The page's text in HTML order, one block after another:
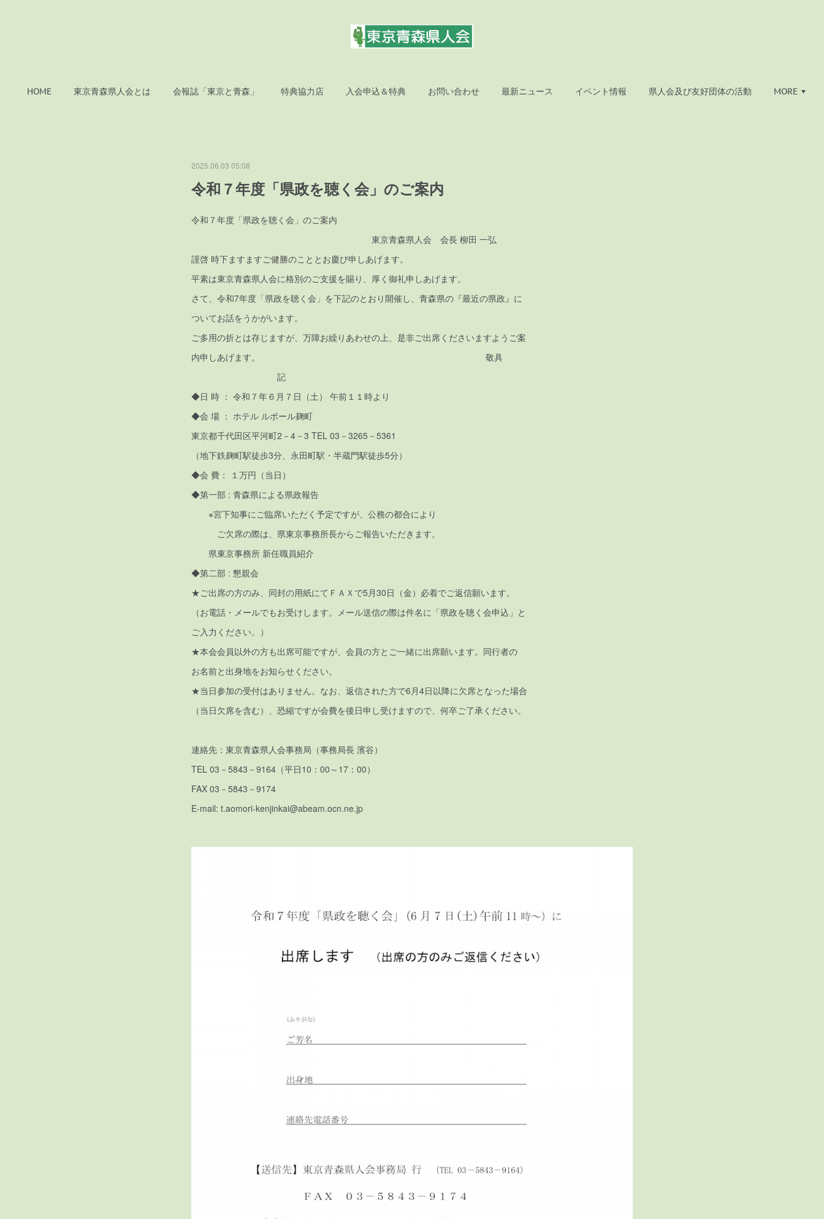
HOME 東京青森県人会とは 会報誌「東京と青森」 特典協力店 入会申込＆特典 お問い合わせ 最新ニュース イベント情報 県人会及び友好団体の活動 MORE
2025.06.03 05:08
令和７年度「県政を聴く会」のご案内
令和７年度「県政を聴く会」のご案内
東京青森県人会 会長 柳田 一弘
謹啓 時下ますますご健勝のこととお慶び申しあげます。
平素は東京青森県人会に格別のご支援を賜り、厚く御礼申しあげます。
さて、令和7年度「県政を聴く会」を下記のとおり開催し、青森県の『最近の県政』に
ついてお話をうかがいます。
ご多用の折とは存じますが、万障お繰りあわせの上、是非ご出席くださいますようご案
内申しあげます。 敬具
記
◆日 時 ： 令和７年６月７日（土） 午前１１時より
◆会 場 ： ホテル ルポール麹町
東京都千代田区平河町2－4－3 TEL 03－3265－5361
（地下鉄麹町駅徒歩3分、永田町駅・半蔵門駅徒歩5分）
◆会 費： １万円（当日）
◆第一部 : 青森県による県政報告
※宮下知事にご臨席いただく予定ですが、公務の都合により
ご欠席の際は、県東京事務所長からご報告いただきます。
県東京事務所 新任職員紹介
◆第二部 : 懇親会
★ご出席の方のみ、同封の用紙にてＦＡＸで5月30日（金）必着でご返信願います。
（お電話・メールでもお受けします。メール送信の際は件名に「県政を聴く会申込」と
ご入力ください。）
★本会会員以外の方も出席可能ですが、会員の方とご一緒に出席願います。同行者の
お名前と出身地をお知らせください。
★当日参加の受付はありません。なお、返信された方で6月4日以降に欠席となった場合
（当日欠席を含む）、恐縮ですが会費を後日申し受けますので、何卒ご了承ください。
連絡先：東京青森県人会事務局（事務局長 濱谷）
TEL 03－5843－9164（平日10：00～17：00）
FAX 03－5843－9174
E-mail: t.aomori-kenjinkai@abeam.ocn.ne.jp